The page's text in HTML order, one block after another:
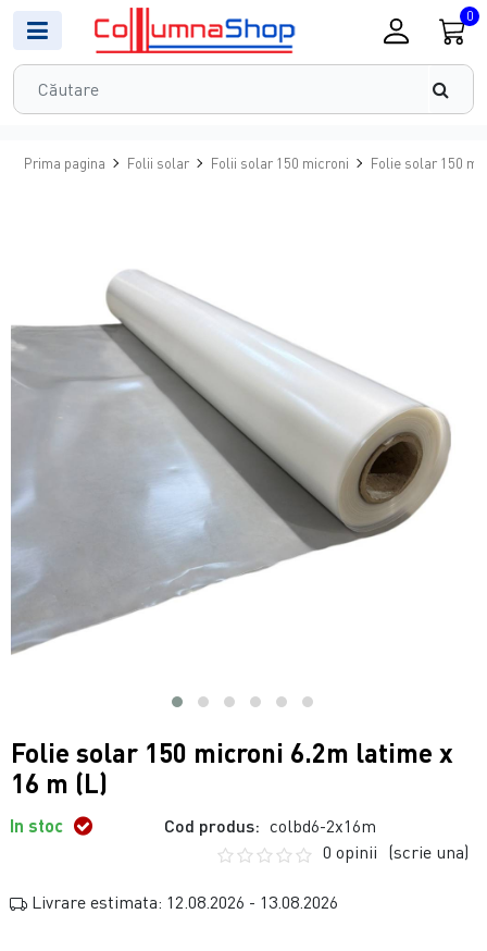
0
Prima pagina Folii solar Folii solar 150 microni Folie solar 150
Folie solar 150 microni 6.2m latime x
16 m (L)
In stoc Cod produs: colbd6-2x16m
0 opinii (scrie una)
Livrare estimata: 12.08.2026 - 13.08.2026